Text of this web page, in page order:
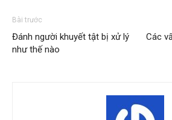
Bài trước
Đánh người khuyết tật bị xử lý
như thế nào
Các